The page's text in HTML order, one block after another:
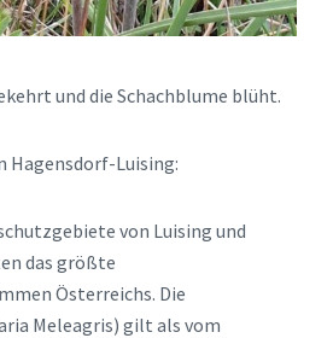
und die Schachblume blüht.
Hagensdorf-Luising:
von Luising und
das größte
Österreichs. Die
Meleagris) gilt als vom